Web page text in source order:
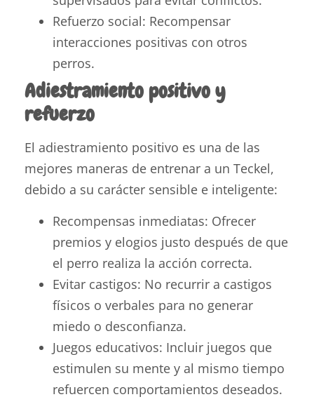
Refuerzo social: Recompensar
interacciones positivas con otros
perros.
Adiestramiento positivo y
refuerzo
El adiestramiento positivo es una de las
mejores maneras de entrenar a un Teckel,
debido a su carácter sensible e inteligente:
Recompensas inmediatas: Ofrecer
premios y elogios justo después de que
el perro realiza la acción correcta.
Evitar castigos: No recurrir a castigos
físicos o verbales para no generar
miedo o desconfianza.
Juegos educativos: Incluir juegos que
estimulen su mente y al mismo tiempo
refuercen comportamientos deseados.